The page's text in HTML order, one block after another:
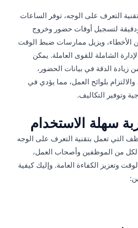
التعرف على الوجه، توفر الساعات
ودقيقة لتسجيل أوقات حضور وخروج
الأخطاء، ويزيل ممارسات ضبط الوقت
الشاملة للقوى العاملة. يمكن
زيادة الدقة في بيانات الحضور،
بلوائح العمل، مما يؤدي في
وتوفير التكاليف.
سهلة الاستخدام
التي تعمل بتقنية التعرف على الوجه
من الموظفين وأصحاب العمل،
وتعزيز الكفاءة العامة. وإليك كيفية